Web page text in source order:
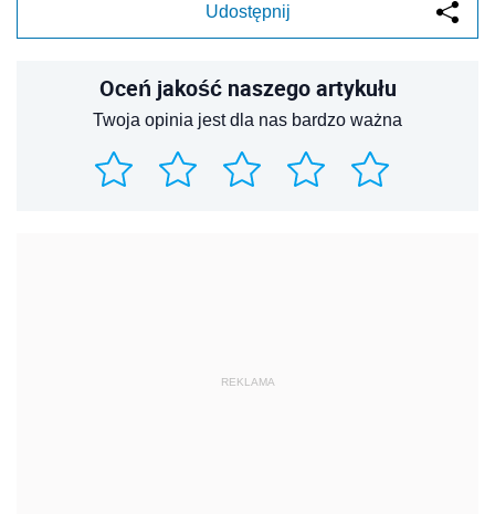
Udostępnij
Oceń jakość naszego artykułu
Twoja opinia jest dla nas bardzo ważna
REKLAMA